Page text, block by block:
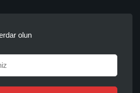
olun